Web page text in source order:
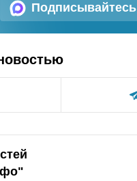
Подписывайтесь
"